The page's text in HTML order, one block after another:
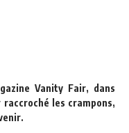
Vanity Fair, dans
les crampons,